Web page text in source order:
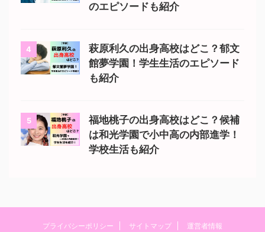
のエピソードも紹介
4
萩原利久の出身高校はどこ？郁文
館夢学園！学生生活のエピソード
も紹介
5
福地桃子の出身高校はどこ？候補
は和光学園で小中高の内部進学！
学校生活も紹介
プライバシーポリシー サイトマップ 運営者情報